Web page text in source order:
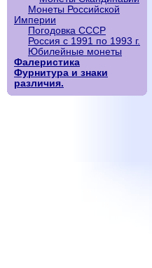
Монеты Российской
Империи
Погодовка СССР
Россия с 1991 по 1993 г.
Юбилейные монеты
Фалеристика
Фурнитура и знаки
различия.